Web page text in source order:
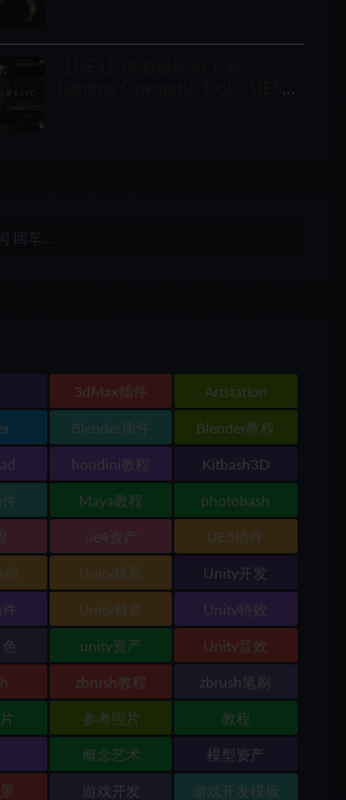
3dMax插件 Artstation
Blender插件 Blender教程
houdini教程 Kitbash3D
件 Maya教程 photobash
ue4资产 UE5插件
画 Unity场景 Unity开发
Unity材质 Unity特效
unity资产 Unity音效
zbrush教程 zbrush笔刷
参考照片 教程
概念艺术 模型资产
游戏开发 游戏开发模板